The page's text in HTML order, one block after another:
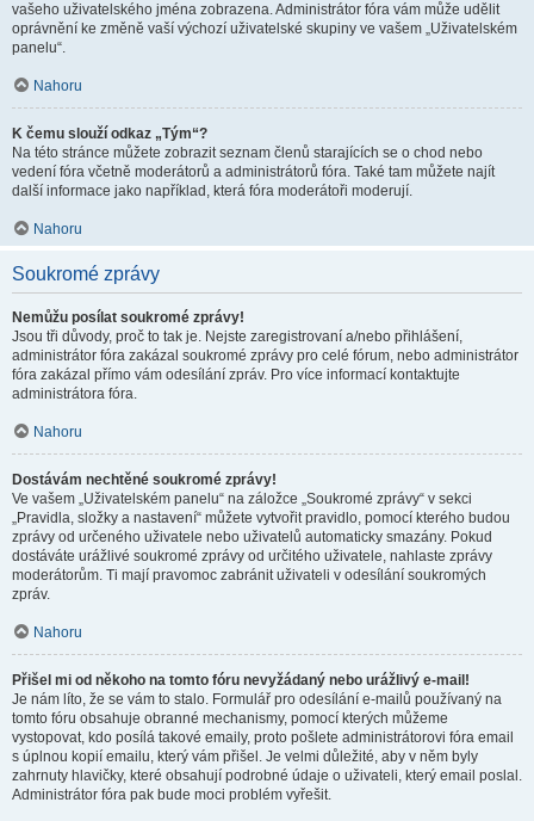
vašeho uživatelského jména zobrazena. Administrátor fóra vám může udělit
oprávnění ke změně vaší výchozí uživatelské skupiny ve vašem „Uživatelském
panelu“.
Nahoru
K čemu slouží odkaz „Tým“?
Na této stránce můžete zobrazit seznam členů starajících se o chod nebo
vedení fóra včetně moderátorů a administrátorů fóra. Také tam můžete najít
další informace jako například, která fóra moderátoři moderují.
Nahoru
Soukromé zprávy
Nemůžu posílat soukromé zprávy!
Jsou tři důvody, proč to tak je. Nejste zaregistrovaní a/nebo přihlášení,
administrátor fóra zakázal soukromé zprávy pro celé fórum, nebo administrátor
fóra zakázal přímo vám odesílání zpráv. Pro více informací kontaktujte
administrátora fóra.
Nahoru
Dostávám nechtěné soukromé zprávy!
Ve vašem „Uživatelském panelu“ na záložce „Soukromé zprávy“ v sekci
„Pravidla, složky a nastavení“ můžete vytvořit pravidlo, pomocí kterého budou
zprávy od určeného uživatele nebo uživatelů automaticky smazány. Pokud
dostáváte urážlivé soukromé zprávy od určitého uživatele, nahlaste zprávy
moderátorům. Ti mají pravomoc zabránit uživateli v odesílání soukromých
zpráv.
Nahoru
Přišel mi od někoho na tomto fóru nevyžádaný nebo urážlivý e-mail!
Je nám líto, že se vám to stalo. Formulář pro odesílání e-mailů používaný na
tomto fóru obsahuje obranné mechanismy, pomocí kterých můžeme
vystopovat, kdo posílá takové emaily, proto pošlete administrátorovi fóra email
s úplnou kopií emailu, který vám přišel. Je velmi důležité, aby v něm byly
zahrnuty hlavičky, které obsahují podrobné údaje o uživateli, který email poslal.
Administrátor fóra pak bude moci problém vyřešit.